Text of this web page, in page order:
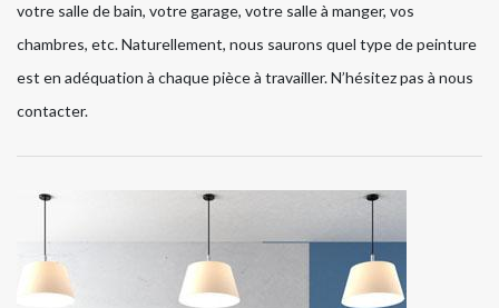
votre salle de bain, votre garage, votre salle à manger, vos
chambres, etc. Naturellement, nous saurons quel type de peinture
est en adéquation à chaque pièce à travailler. N’hésitez pas à nous
contacter.